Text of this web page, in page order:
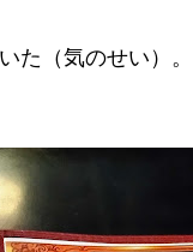
た（気のせい）